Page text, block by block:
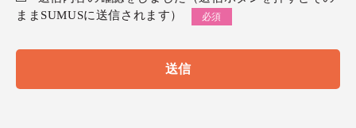
ままSUMUSに送信されます）
送信